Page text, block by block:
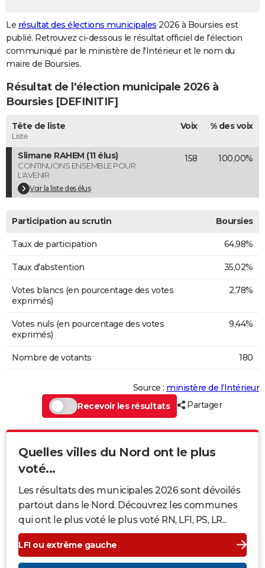
GUIDES D'ACHAT
BONS PLANS
CARTE DE VOEUX
Carte de Noël
Carte Bonne année
Carte Saint-Valentin
Carte Pâques
Carte d'anniversaire
DICTIONNAIRE
Dictionnaire
Biographies
Citations
Expressions
Proverbes
PROGRAMME TV
COPAINS D'AVANT
S'inscrire
Se connecter
Lycées
Collèges
Primaires
Universités
Entreprises
Service militaire
Avis de recherche
AVIS DE DÉCÈS
Bricolage
Lifestyle
Culture
Sport
Auto
Television
Voyage
Cinema
Le résultat des élections municipales 2026 à Boursies est
publié. Retrouvez ci-dessous le résultat officiel de l'élection
communiqué par le ministère de l'Intérieur et le nom du
maire de Boursies.
Résultat de l'élection municipale 2026 à
Boursies [DEFINITIF]
Tête de liste
Liste
Voix % des voix
Slimane RAHEM (11 élus)
CONTINUONS ENSEMBLE POUR
L'AVENIR
Voir la liste des élus
158 100,00%
Participation au scrutin Boursies
Taux de participation 64,98%
Taux d'abstention 35,02%
Votes blancs (en pourcentage des votes
exprimés)
2,78%
Votes nuls (en pourcentage des votes
exprimés)
9,44%
Nombre de votants 180
Source : ministère de l’Intérieur
Recevoir les résultats
Partager
Quelles villes du Nord ont le plus
voté...
Les résultats des municipales 2026 sont dévoilés
partout dans le Nord. Découvrez les communes
qui ont le plus voté le plus voté RN, LFI, PS, LR...
LFI ou extrême gauche